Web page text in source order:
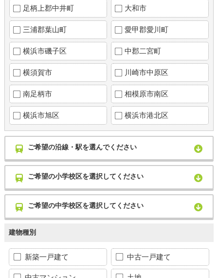
足柄上郡中井町 大和市
三浦郡葉山町 愛甲郡愛川町
横浜市磯子区 中郡二宮町
横須賀市 川崎市中原区
南足柄市 相模原市南区
横浜市旭区 横浜市港北区
ご希望の沿線・駅を選んでください
ご希望の小学校区を選択してください
ご希望の中学校区を選択してください
建物種別
新築一戸建て 中古一戸建て